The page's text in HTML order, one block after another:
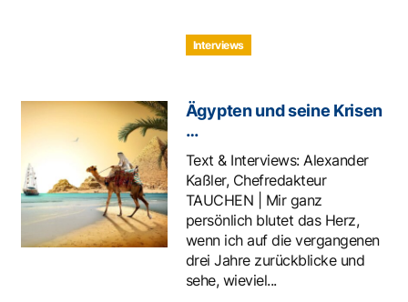
Interviews
Ägypten und seine Krisen
…
Text & Interviews: Alexander
Kaßler, Chefredakteur
TAUCHEN | Mir ganz
persönlich blutet das Herz,
wenn ich auf die vergangenen
drei Jahre zurückblicke und
sehe, wieviel...